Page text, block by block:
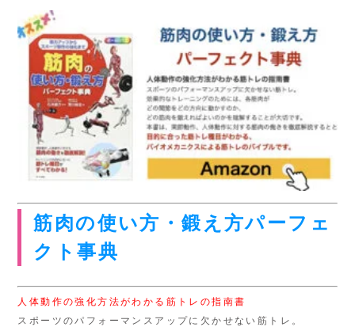
筋肉の使い方・鍛え方パーフェ
クト事典
人体動作の強化方法がわかる筋トレの指南書
スポーツのパフォーマンスアップに欠かせない筋トレ。